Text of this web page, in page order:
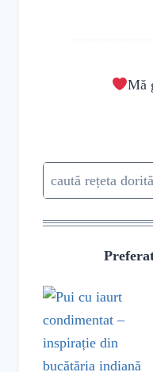
Mă